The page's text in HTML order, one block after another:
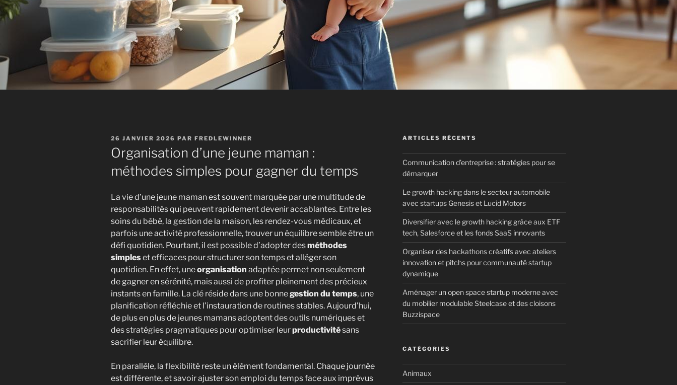
PUBLIÉ
LE
26 JANVIER 2026 PAR FREDLEWINNER
Organisation d’une jeune maman :
méthodes simples pour gagner du temps
La vie d’une jeune maman est souvent marquée par une multitude de
responsabilités qui peuvent rapidement devenir accablantes. Entre les
soins du bébé, la gestion de la maison, les rendez-vous médicaux, et
parfois une activité professionnelle, trouver un équilibre semble être un
défi quotidien. Pourtant, il est possible d’adopter desméthodes
simpleset efficaces pour structurer son temps et alléger son
quotidien. En effet, uneorganisation adaptée permet non seulement
de gagner en sérénité, mais aussi de profiter pleinement des précieux
instants en famille. La clé réside dans une bonnegestion du temps, une
planification réfléchie et l’instauration de routines stables. Aujourd’hui,
de plus en plus de jeunes mamans adoptent des outils numériques et
des stratégies pragmatiques pour optimiser leurproductivitésans
sacrifier leur équilibre.
En parallèle, la flexibilité reste un élément fondamental. Chaque journée
est différente, et savoir ajuster son emploi du temps face aux imprévus
ARTICLES RÉCENTS
Communication d’entreprise : stratégies pour se
démarquer
Le growth hacking dans le secteur automobile
avec startups Genesis et Lucid Motors
Diversifier avec le growth hacking grâce aux ETF
tech, Salesforce et les fonds SaaS innovants
Organiser des hackathons créatifs avec ateliers
innovation et pitchs pour communauté startup
dynamique
Aménager un open space startup moderne avec
du mobilier modulable Steelcase et des cloisons
Buzzispace
CATÉGORIES
Animaux